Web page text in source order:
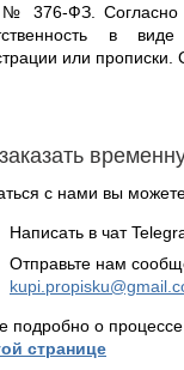
№ 376-ФЗ. Согласно
в
или
с нами вы
Написать в чат
Отправьте нам
подробно о
странице